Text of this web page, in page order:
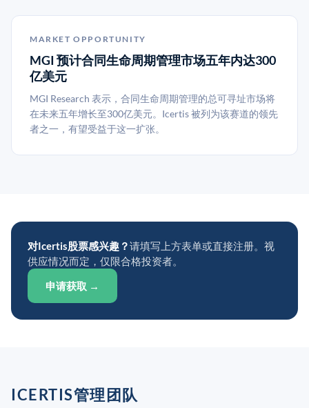
MARKET OPPORTUNITY
MGI 预计合同生命周期管理市场五年内达300
亿美元
MGI Research 表示，合同生命周期管理的总可寻址市场将
在未来五年增长至300亿美元。Icertis 被列为该赛道的领先
者之一，有望受益于这一扩张。
对Icertis股票感兴趣？请填写上方表单或直接注册。视
供应情况而定，仅限合格投资者。
申请获取 →
ICERTIS管理团队